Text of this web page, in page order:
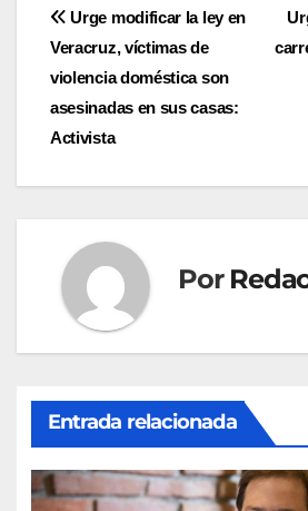
Navegación
de
entradas
Urge modificar la ley en
Veracruz, víctimas de
violencia doméstica son
asesinadas en sus casas:
Activista
Por
Entrada relacionada